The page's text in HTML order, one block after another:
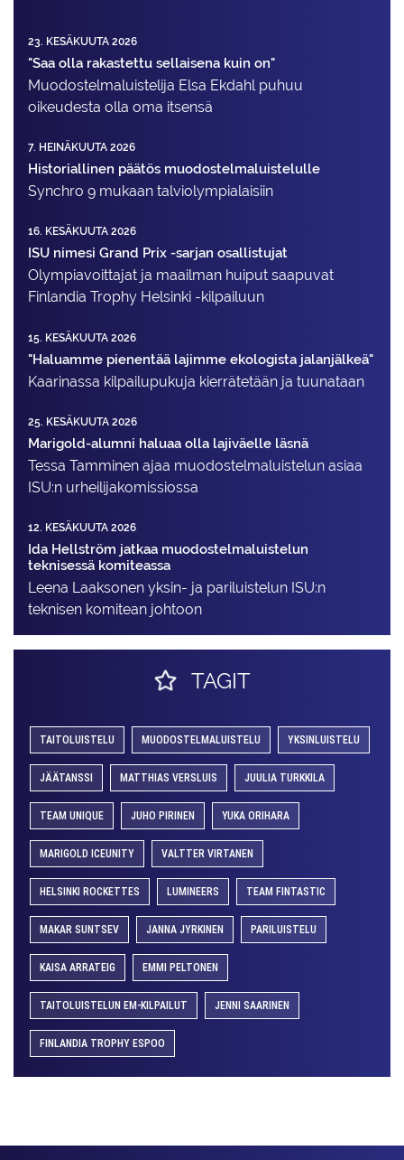
23. KESÄKUUTA 2026
"Saa olla rakastettu sellaisena kuin on"
Muodostelma­luistelija Elsa Ekdahl puhuu
oikeudesta olla oma itsensä
7. HEINÄKUUTA 2026
Historiallinen päätös muodostelmaluistelulle
Synchro 9 mukaan talviolympialaisiin
16. KESÄKUUTA 2026
ISU nimesi Grand Prix -sarjan osallistujat
Olympiavoittajat ja maailman huiput saapuvat
Finlandia Trophy Helsinki -kilpailuun
15. KESÄKUUTA 2026
"Haluamme pienentää lajimme ekologista jalanjälkeä"
Kaarinassa kilpailupukuja kierrätetään ja tuunataan
25. KESÄKUUTA 2026
Marigold-alumni haluaa olla lajiväelle läsnä
Tessa Tamminen ajaa muodostelma­luistelun asiaa
ISU:n urheilija­komissiossa
12. KESÄKUUTA 2026
Ida Hellström jatkaa muodostelmaluistelun
teknisessä komiteassa
Leena Laaksonen yksin- ja pariluistelun ISU:n
teknisen komitean johtoon
TAGIT
TAITOLUISTELU MUODOSTELMALUISTELU YKSINLUISTELU
JÄÄTANSSI MATTHIAS VERSLUIS JUULIA TURKKILA
TEAM UNIQUE JUHO PIRINEN YUKA ORIHARA
MARIGOLD ICEUNITY VALTTER VIRTANEN
HELSINKI ROCKETTES LUMINEERS TEAM FINTASTIC
MAKAR SUNTSEV JANNA JYRKINEN PARILUISTELU
KAISA ARRATEIG EMMI PELTONEN
TAITOLUISTELUN EM-KILPAILUT JENNI SAARINEN
FINLANDIA TROPHY ESPOO